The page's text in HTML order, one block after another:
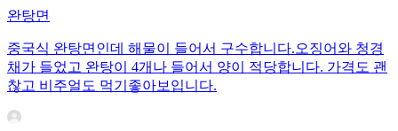
완탕면
중국식 완탕면인데 해물이 들어서 구수합니다.오징어와 청경
채가 들었고 완탕이 4개나 들어서 양이 적당합니다. 가격도 괜
찮고 비주얼도 먹기좋아보입니다.